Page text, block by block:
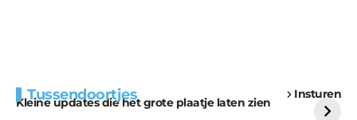
Tussendoortjes Insturen
Kleine updates die het grote plaatje laten zien
voor kabouters
uitdaging